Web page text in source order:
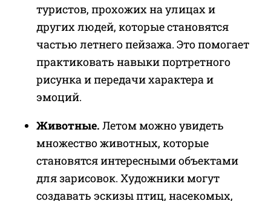
туристов, прохожих на улицах и
других людей, которые становятся
частью летнего пейзажа. Это помогает
практиковать навыки портретного
рисунка и передачи характера и
эмоций.
Животные. Летом можно увидеть
множество животных, которые
становятся интересными объектами
для зарисовок. Художники могут
создавать эскизы птиц, насекомых,